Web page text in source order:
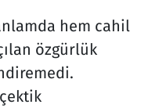
hem cahil
özgürlük